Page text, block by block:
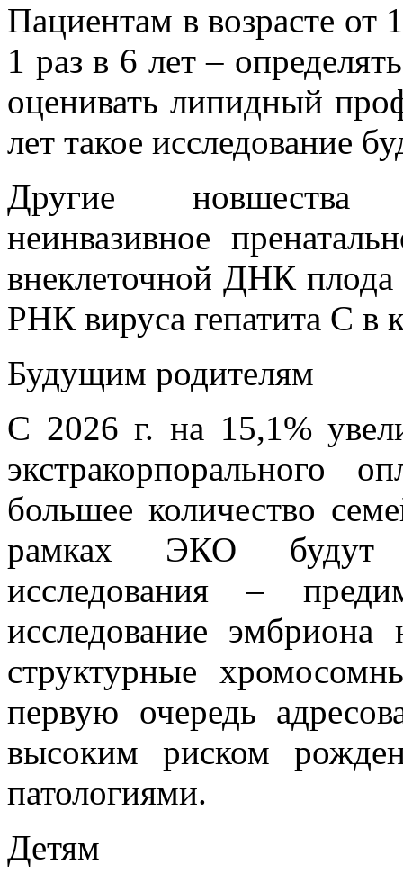
Пациентам в возрасте от
1 раз в 6 лет –
оценивать липидный
лет такое исследование
Другие новшества
неинвазивное
внеклеточной ДНК плода
РНК вируса гепатита С в
Будущим родителям
С 2026 г. на 15,1%
экстракорпорального
большее количество
рамках ЭКО будут
исследования –
исследование
структурные
первую очередь
высоким риском
патологиями.
Детям